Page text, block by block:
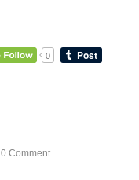
0
0 Comment